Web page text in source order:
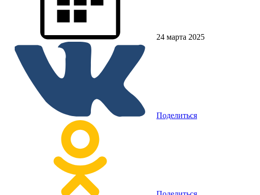
24 марта 2025
Поделиться